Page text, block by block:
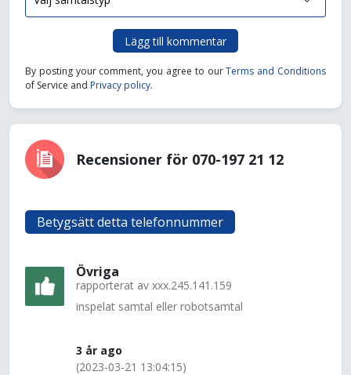
Lägg till kommentar
By posting your comment, you agree to ourTerms and Conditions
of Service and Privacy policy.
Recensioner för 070-197 21 12
Betygsätt detta telefonnummer
Övriga
rapporterat av xxx.245.141.159
inspelat samtal eller robotsamtal
3 år ago
(2023-03-21 13:04:15)